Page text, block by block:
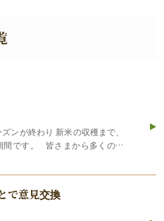
ンが終わり 新米の収穫まで、
間です。 皆さまから多くのご
。 ・もっと食べたい。 ・手が
で意見交換